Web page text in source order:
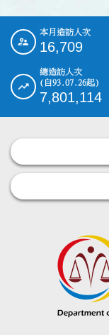
::: 本月造訪人次
16,709
總造訪人次
(自93.07.26起)
7,801,114